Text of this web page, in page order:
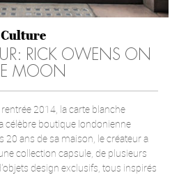
Culture
RICK OWENS ON
MOON
2014, la carte blanche
célèbre boutique londonienne
20 ans de sa maison, le créateur a
collection capsule, de plusieurs
design exclusifs, tous inspirés